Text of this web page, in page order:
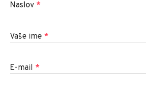
Naslov *
Vaše ime *
E-mail *